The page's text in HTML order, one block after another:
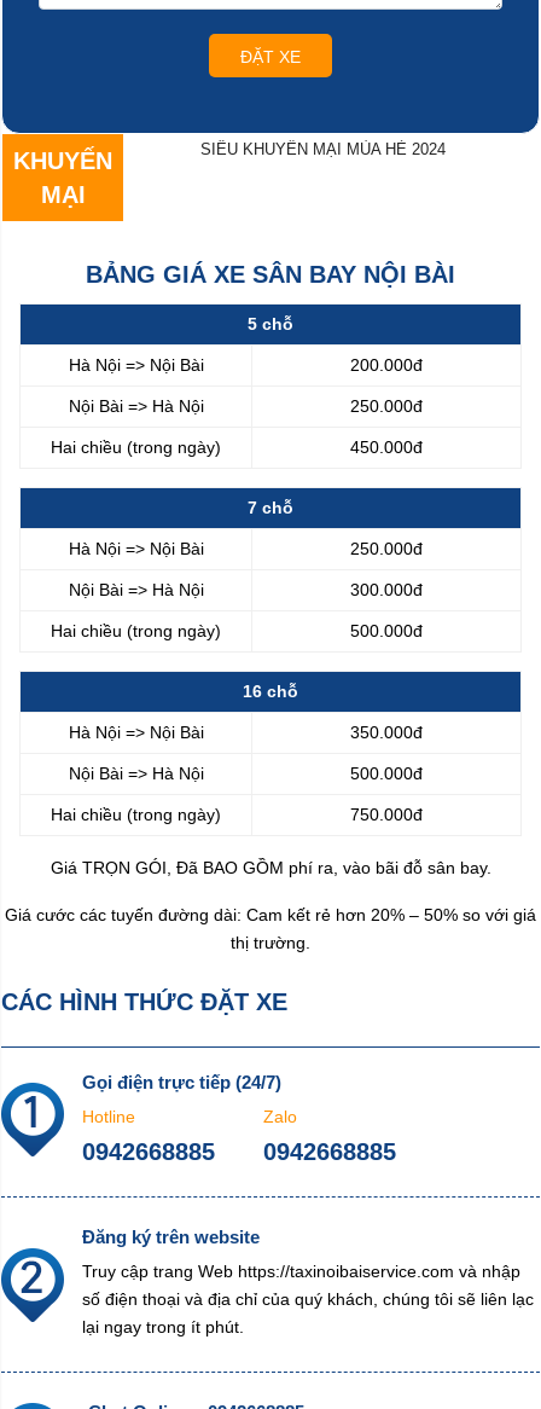
ĐẶT XE
KHUYẾN
MẠI
SIÊU KHUYẾN MẠI MÙA HÈ 2024
BẢNG GIÁ XE SÂN BAY NỘI BÀI
5 chỗ
Hà Nội => Nội Bài 200.000đ
Nội Bài => Hà Nội 250.000đ
Hai chiều (trong ngày) 450.000đ
7 chỗ
Hà Nội => Nội Bài 250.000đ
Nội Bài => Hà Nội 300.000đ
Hai chiều (trong ngày) 500.000đ
16 chỗ
Hà Nội => Nội Bài 350.000đ
Nội Bài => Hà Nội 500.000đ
Hai chiều (trong ngày) 750.000đ
Giá TRỌN GÓI, Đã BAO GỒM phí ra, vào bãi đỗ sân bay.
Giá cước các tuyến đường dài: Cam kết rẻ hơn 20% – 50% so với giá
thị trường.
CÁC HÌNH THỨC ĐẶT XE
Gọi điện trực tiếp (24/7)
Hotline
0942668885
Zalo
0942668885
Đăng ký trên website
Truy cập trang Web https://taxinoibaiservice.com và nhập
số điện thoại và địa chỉ của quý khách, chúng tôi sẽ liên lạc
lại ngay trong ít phút.